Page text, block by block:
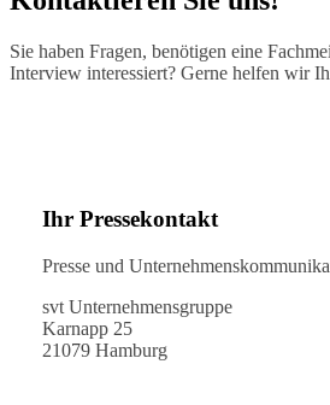
Sie haben Fragen, benötigen eine
Interview interessiert? Gerne helfen wir
Ihr Pressekontakt
Presse und
svt Unternehmensgruppe
Karnapp 25
21079 Hamburg